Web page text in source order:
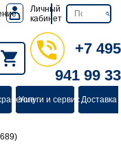
Личный
кабинет
+7 495
941 99 33
Услуги и сервисДоставка